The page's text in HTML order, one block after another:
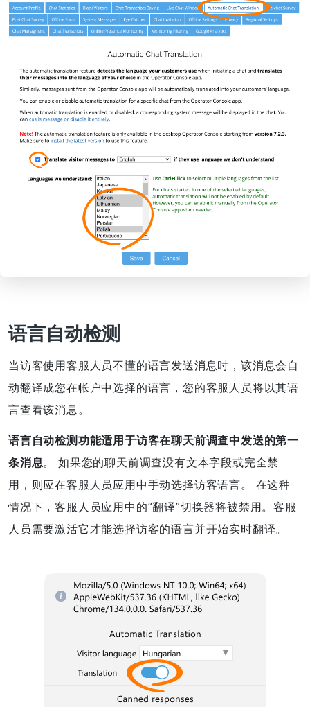
语言自动检测
当访客使用客服人员不懂的语言发送消息时，该消息会自
动翻译成您在帐户中选择的语言，您的客服人员将以其语
言查看该消息。
语言自动检测功能适用于访客在聊天前调查中发送的第一
条消息。 如果您的聊天前调查没有文本字段或完全禁
用，则应在客服人员应用中手动选择访客语言。 在这种
情况下，客服人员应用中的“翻译”切换器将被禁用。客服
人员需要激活它才能选择访客的语言并开始实时翻译。